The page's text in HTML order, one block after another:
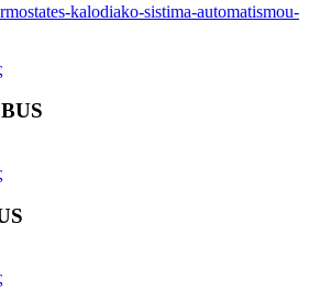
kalodiako-sistima-automatismou-